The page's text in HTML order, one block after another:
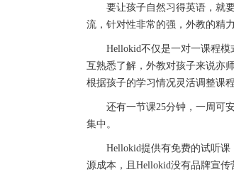
要让孩子自然习得英语，就要
流，针对性非常的强，外教的精
Hellokid不仅是一对一课程模
互熟悉了解，外教对孩子来说亦
根据孩子的学习情况灵活调整课程
还有一节课25分钟，一周可安
集中。
Hellokid提供有免费的试听课
源成本，且Hellokid没有品牌宣传